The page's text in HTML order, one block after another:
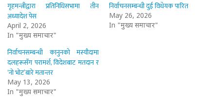
गृहमन्त्रीद्वारा प्रतिनिधिसभामा तीन
अध्यादेश पेस
April 2, 2026
In "मुख्य समाचार"
निर्वाचनसम्बन्धी दुई विधेयक पारित
May 26, 2026
In "मुख्य समाचार"
निर्वाचनसम्बन्धी कानुनको मस्यौदामा
दलहरूसँग परामर्श, विदेशबाट मतदान र
‘नो भोट’बारे मतान्तर
May 13, 2026
In "मुख्य समाचार"